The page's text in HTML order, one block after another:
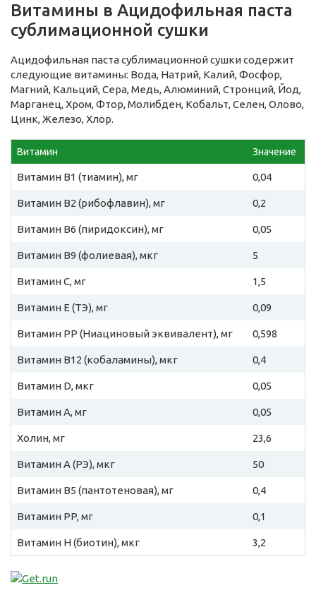
Витамины в Ацидофильная паста
сублимационной сушки
Ацидофильная паста сублимационной сушки содержит
следующие витамины: Вода, Натрий, Калий, Фосфор,
Магний, Кальций, Сера, Медь, Алюминий, Стронций, Йод,
Марганец, Хром, Фтор, Молибден, Кобальт, Селен, Олово,
Цинк, Железо, Хлор.
Витамин Значение
Витамин B1 (тиамин), мг 0,04
Витамин B2 (рибофлавин), мг 0,2
Витамин B6 (пиридоксин), мг 0,05
Витамин B9 (фолиевая), мкг 5
Витамин C, мг 1,5
Витамин E (ТЭ), мг 0,09
Витамин PP (Ниациновый эквивалент), мг 0,598
Витамин B12 (кобаламины), мкг 0,4
Витамин D, мкг 0,05
Витамин A, мг 0,05
Холин, мг 23,6
Витамин A (РЭ), мкг 50
Витамин B5 (пантотеновая), мг 0,4
Витамин PP, мг 0,1
Витамин H (биотин), мкг 3,2